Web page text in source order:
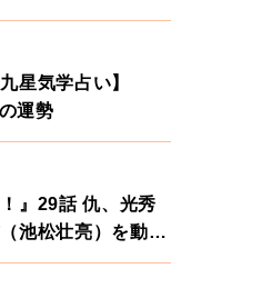
香央理さん
星気学占い】
運勢
』29話 仇、光秀
池松壮亮）を動か
兄弟の分岐点。